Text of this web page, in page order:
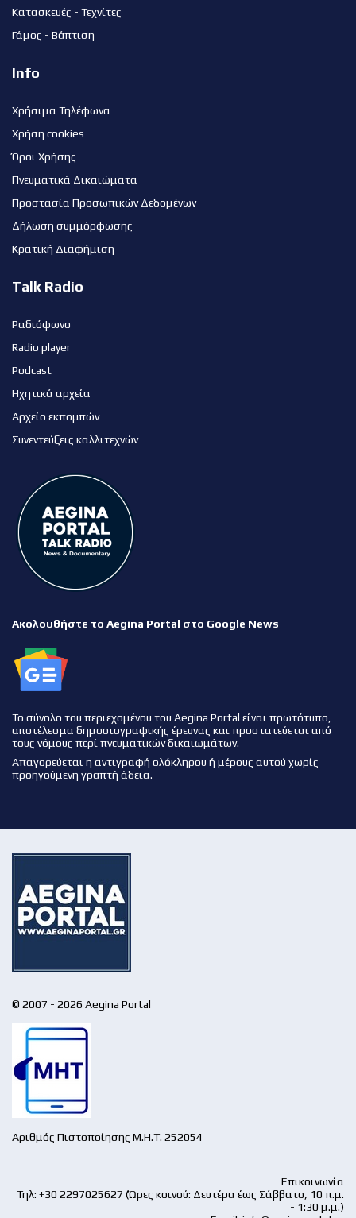
Κατασκευές - Τεχνίτες
Γάμος - Βάπτιση
Info
Χρήσιμα Τηλέφωνα
Χρήση cookies
Όροι Χρήσης
Πνευματικά Δικαιώματα
Προστασία Προσωπικών Δεδομένων
Δήλωση συμμόρφωσης
Κρατική Διαφήμιση
Talk Radio
Ραδιόφωνο
Radio player
Podcast
Ηχητικά αρχεία
Αρχείο εκπομπών
Συνεντεύξεις καλλιτεχνών
Ακολουθήστε το Aegina Portal στο Google News
Το σύνολο του περιεχομένου του Aegina Portal είναι πρωτότυπο,
αποτέλεσμα δημοσιογραφικής έρευνας και προστατεύεται από
τους νόμους περί πνευματικών δικαιωμάτων.
Απαγορεύεται η αντιγραφή ολόκληρου ή μέρους αυτού χωρίς
προηγούμενη γραπτή άδεια.
© 2007 - 2026 Aegina Portal
Αριθμός Πιστοποίησης Μ.Η.Τ. 252054
Επικοινωνία
Τηλ: +30 2297025627 (Ώρες κοινού: Δευτέρα έως Σάββατο, 10 π.μ.
- 1:30 μ.μ.)